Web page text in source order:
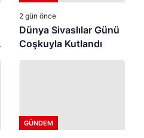
2 gün önce
Dünya Sivaslılar Günü
Coşkuyla Kutlandı
GÜNDEM